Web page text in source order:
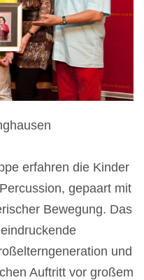
erfahren die Kinder
gepaart mit
Bewegung. Das
und
Auftritt vor großem